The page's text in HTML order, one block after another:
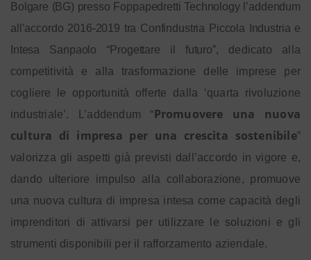
Bolgare (BG) presso Foppapedretti Technology l’addendum
all’accordo 2016-2019 tra Confindustria Piccola Industria e
Intesa Sanpaolo “Progettare il futuro”, dedicato alla
competitività e alla trasformazione delle imprese per
cogliere le opportunità offerte dalla ‘quarta rivoluzione
industriale’. L’addendum “Promuovere una nuova
cultura di impresa per una crescita sostenibile”
valorizza gli aspetti già previsti dall’accordo in vigore e,
dando ulteriore impulso alla collaborazione, promuove
una nuova cultura di impresa intesa come capacità degli
imprenditori di attivarsi per utilizzare le soluzioni e gli
strumenti disponibili per il rafforzamento aziendale.